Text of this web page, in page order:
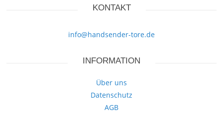
KONTAKT
info@handsender-tore.de
INFORMATION
Über uns
Datenschutz
AGB